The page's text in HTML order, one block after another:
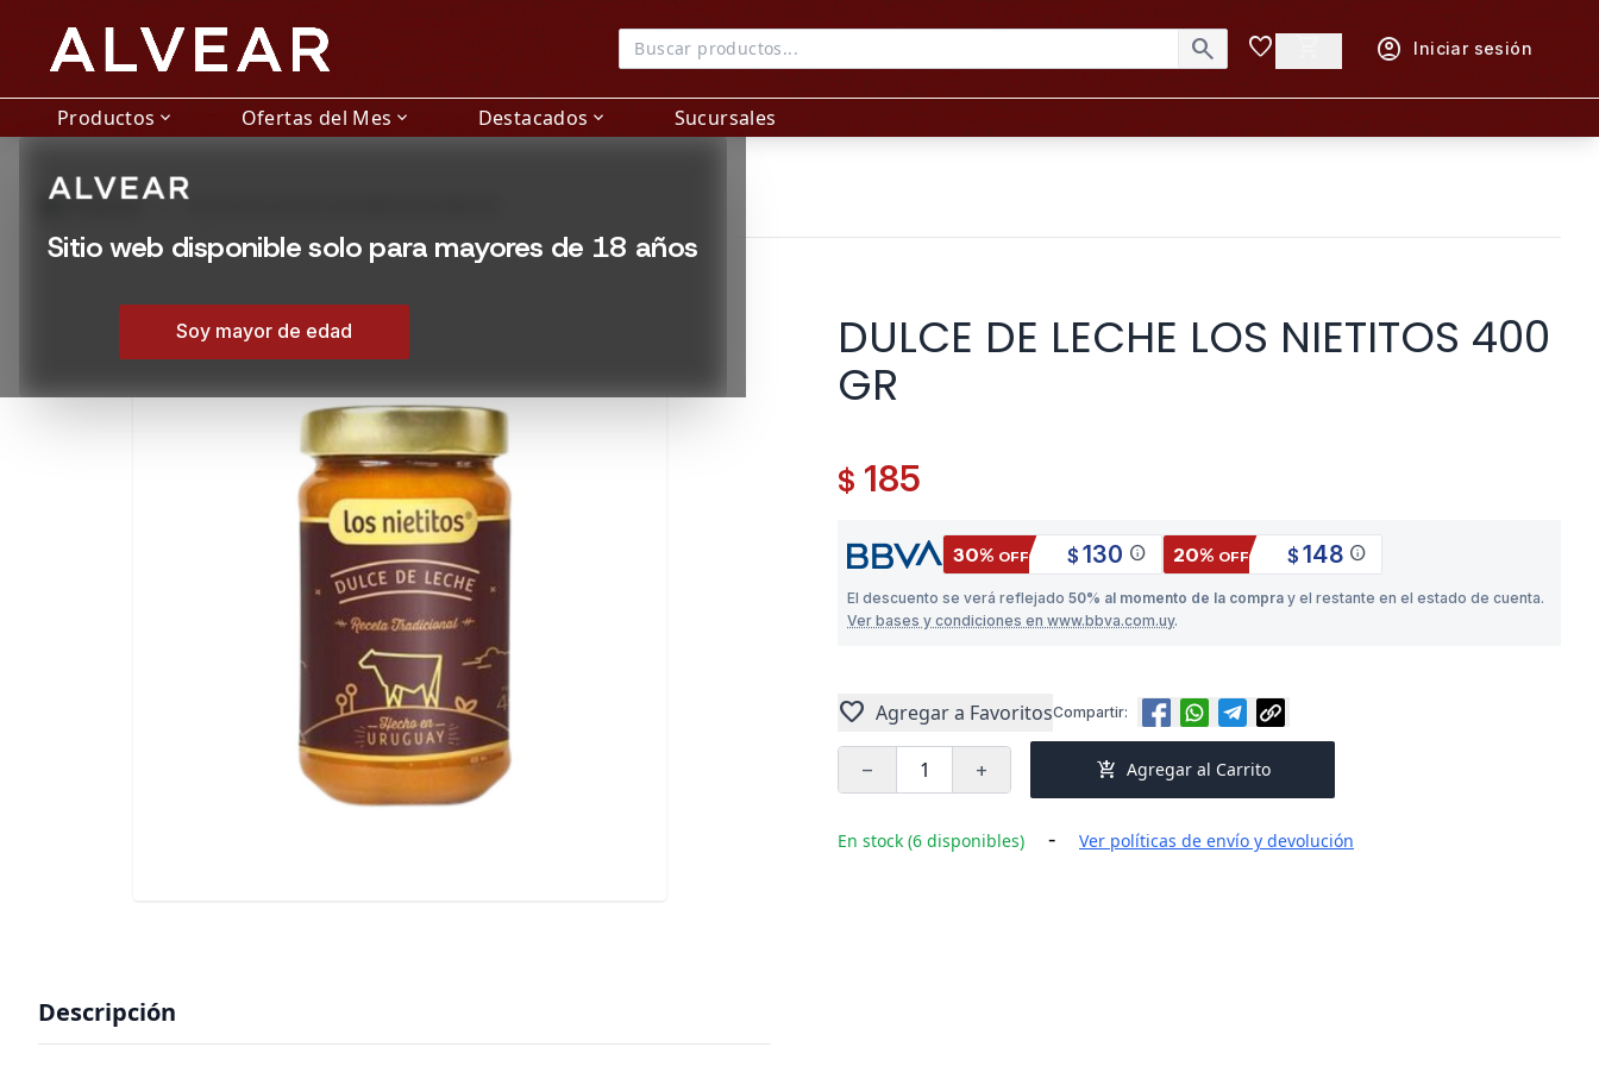
search favorite account_circle Iniciar sesión
Productos expand_more Ofertas del Mes expand_more Destacados expand_more Sucursales
Sitio web disponible solo para mayores de 18 años
Soy mayor de edad
grid_view Productos DULCE DE LECHE LOS NIETITOS 400 GR
DULCE DE LECHE LOS NIETITOS 400
GR
$ 185
30% OFF $ 130 info 20% OFF $ 148 info
El descuento se verá reflejado 50% al momento de la compra y el restante en el estado de cuenta.
Ver bases y condiciones en www.bbva.com.uy.
Compartir:
favorite Agregar a Favoritos
remove add add_shopping_cart Agregar al Carrito
En stock (6 disponibles) - Ver políticas de envío y devolución
Descripción